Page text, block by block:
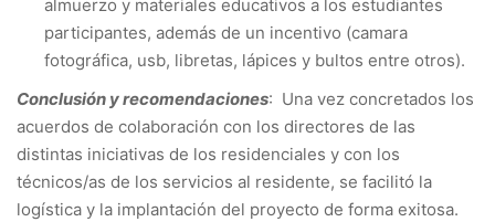
almuerzo y materiales educativos a los estudiantes
participantes, además de un incentivo (camara
fotográfica, usb, libretas, lápices y bultos entre otros).
Conclusión y recomendaciones: Una vez concretados los
acuerdos de colaboración con los directores de las
distintas iniciativas de los residenciales y con los
técnicos/as de los servicios al residente, se facilitó la
logística y la implantación del proyecto de forma exitosa.